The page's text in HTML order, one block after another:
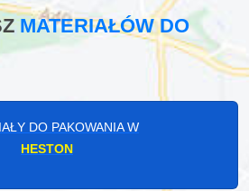
MATERIAŁÓW DO
DO PAKOWANIA W
HESTON